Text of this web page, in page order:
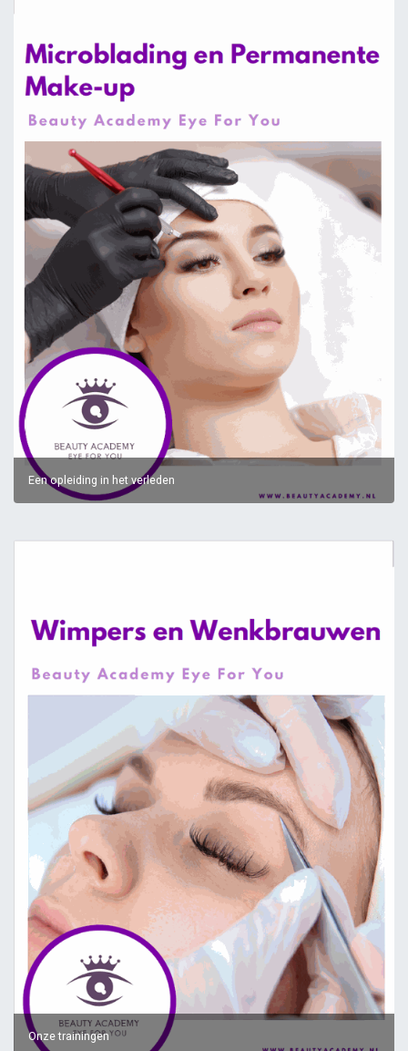
Een opleiding in het verleden
Onze trainingen